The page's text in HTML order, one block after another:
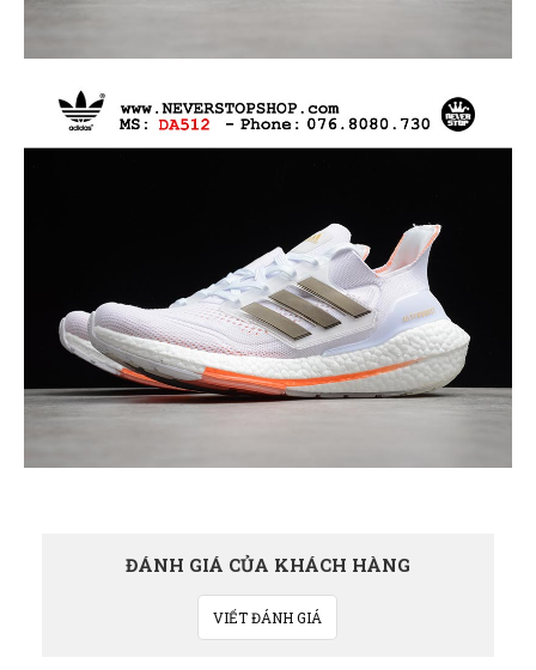
ĐÁNH GIÁ CỦA KHÁCH HÀNG
VIẾT ĐÁNH GIÁ